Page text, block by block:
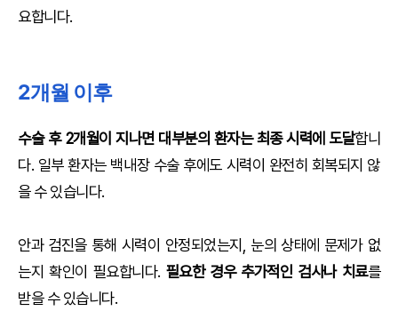
요합니다.
2개월 이후
수술 후 2개월이 지나면 대부분의 환자는 최종 시력에 도달합니
다. 일부 환자는 백내장 수술 후에도 시력이 완전히 회복되지 않
을 수 있습니다.
안과 검진을 통해 시력이 안정되었는지, 눈의 상태에 문제가 없
는지 확인이 필요합니다. 필요한 경우 추가적인 검사나 치료를
받을 수 있습니다.